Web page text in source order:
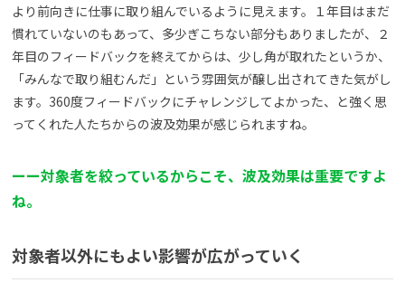
より前向きに仕事に取り組んでいるように見えます。１年目はまだ
慣れていないのもあって、多少ぎこちない部分もありましたが、２
年目のフィードバックを終えてからは、少し角が取れたというか、
「みんなで取り組むんだ」という雰囲気が醸し出されてきた気がし
ます。360度フィードバックにチャレンジしてよかった、と強く思
ってくれた人たちからの波及効果が感じられますね。
ーー対象者を絞っているからこそ、波及効果は重要ですよ
ね。
対象者以外にもよい影響が広がっていく